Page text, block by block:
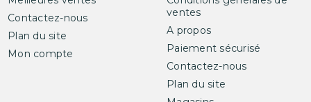
Contactez-nous
Plan du site
Mon compte
ventes
A propos
Paiement sécurisé
Contactez-nous
Plan du site